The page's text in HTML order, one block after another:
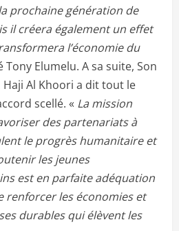
prochaine génération de
il créera également un effet
l’économie du
Tony Elumelu. A sa suite, Son
Haji Al Khoori a dit tout le
scellé. « La mission
des partenariats à
le progrès humanitaire et
les jeunes
est en parfaite adéquation
renforcer les économies et
durables qui élèvent les